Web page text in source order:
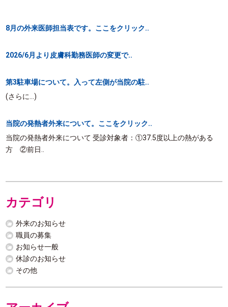
8月の外来医師担当表です。ここをクリック..
2026/6月より皮膚科勤務医師の変更で..
第3駐車場について。入って左側が当院の駐..
(さらに…)
当院の発熱者外来について。ここをクリック..
当院の発熱者外来について 受診対象者：①37.5度以上の熱がある
方 ②前日..
カテゴリ
外来のお知らせ
職員の募集
お知らせ一般
休診のお知らせ
その他